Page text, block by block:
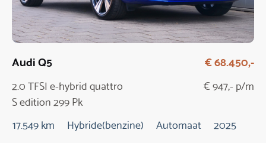
Audi Q5
2.0 TFSI e-hybrid quattro
S edition 299 Pk
Automaat / NIEUW
MODEL
€ 68.450,-
€ 947,- p/m
17.549 km Hybride(benzine) Automaat 2025